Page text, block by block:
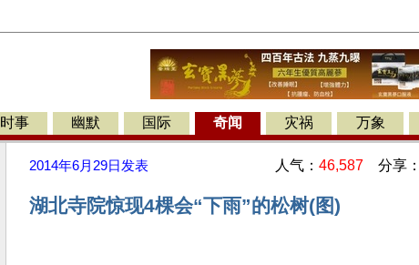
时事 幽默 国际 奇闻 灾祸 万象
2014年6月29日 发表 人气： 46,587 分享：
湖北寺院惊现4棵会“下雨”的松树(图)